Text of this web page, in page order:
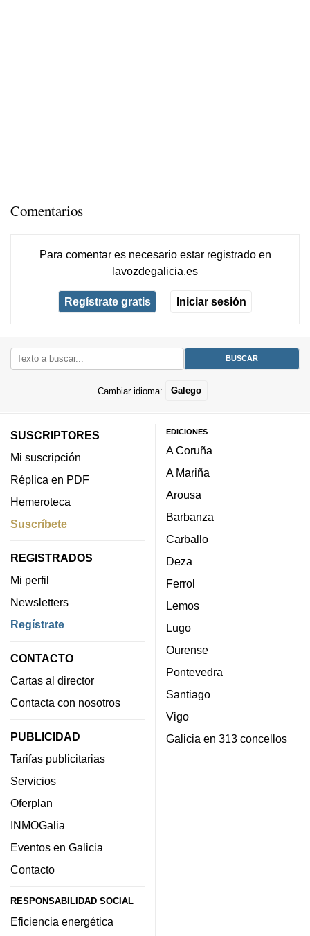
Comentarios
Para comentar es necesario estar registradoen
lavozdegalicia.es
Regístrate gratis Iniciar sesión
Cambiar idioma: Galego
SUSCRIPTORES
Mi suscripción
Réplica en PDF
Hemeroteca
Suscríbete
REGISTRADOS
Mi perfil
Newsletters
Regístrate
CONTACTO
Cartas al director
Contacta con nosotros
PUBLICIDAD
Tarifas publicitarias
Servicios
Oferplan
INMOGalia
Eventos en Galicia
Contacto
RESPONSABILIDAD SOCIAL
Eficiencia energética
EDICIONES
A Coruña
A Mariña
Arousa
Barbanza
Carballo
Deza
Ferrol
Lemos
Lugo
Ourense
Pontevedra
Santiago
Vigo
Galicia en 313 concellos